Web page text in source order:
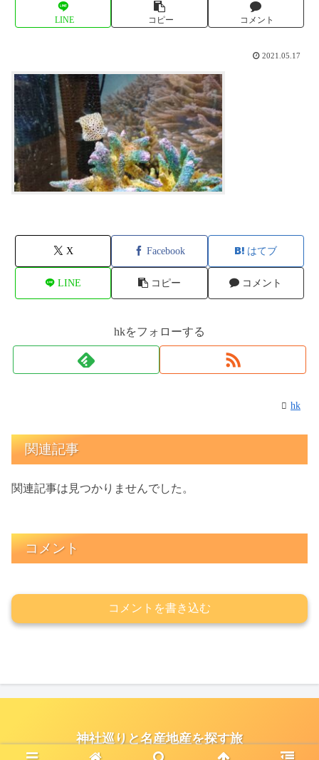
LINE コピー コメント
2021.05.17
X Facebook はてブ
LINE コピー コメント
hkをフォローする
hk
関連記事
関連記事は見つかりませんでした。
コメント
コメントを書き込む
神社巡りと名産地産を探す旅